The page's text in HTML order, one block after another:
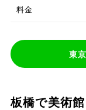
料金
東
板橋で美術